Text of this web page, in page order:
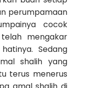
perumpamaan
cocok
mengakar
Sedang
shalih yang
terus menerus